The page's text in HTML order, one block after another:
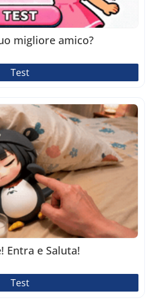
migliore amico?
Test
Entra e Saluta!
Test